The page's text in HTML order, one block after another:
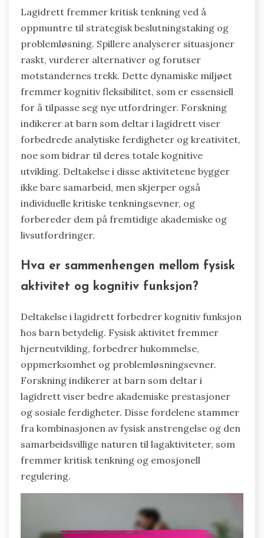
Lagidrett fremmer kritisk tenkning ved å
oppmuntre til strategisk beslutningstaking og
problemløsning. Spillere analyserer situasjoner
raskt, vurderer alternativer og forutser
motstandernes trekk. Dette dynamiske miljøet
fremmer kognitiv fleksibilitet, som er essensiell
for å tilpasse seg nye utfordringer. Forskning
indikerer at barn som deltar i lagidrett viser
forbedrede analytiske ferdigheter og kreativitet,
noe som bidrar til deres totale kognitive
utvikling. Deltakelse i disse aktivitetene bygger
ikke bare samarbeid, men skjerper også
individuelle kritiske tenkningsevner, og
forbereder dem på fremtidige akademiske og
livsutfordringer.
Hva er sammenhengen mellom fysisk
aktivitet og kognitiv funksjon?
Deltakelse i lagidrett forbedrer kognitiv funksjon
hos barn betydelig. Fysisk aktivitet fremmer
hjerneutvikling, forbedrer hukommelse,
oppmerksomhet og problemløsningsevner.
Forskning indikerer at barn som deltar i
lagidrett viser bedre akademiske prestasjoner
og sosiale ferdigheter. Disse fordelene stammer
fra kombinasjonen av fysisk anstrengelse og den
samarbeidsvillige naturen til lagaktiviteter, som
fremmer kritisk tenkning og emosjonell
regulering.